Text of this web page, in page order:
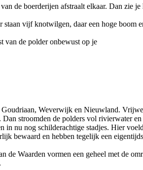
de boerderijen afstraalt elkaar. Dan zie
vijf knotwilgen, daar een hoge
van de polder onbewust op je
Weverwijk en Nieuwland.
stroomden de polders vol rivierwater
nu nog schilderachtige stadjes. Hier
bewaard en hebben tegelijk een
de Waarden vormen een geheel met de